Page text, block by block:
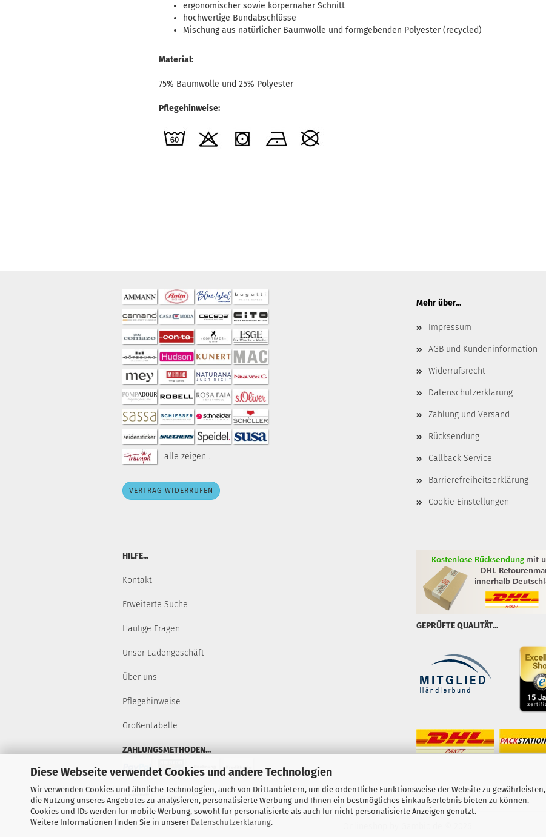
Diese Webseite verwendet Cookies und andere Technologien
Wir verwenden Cookies und ähnliche Technologien, auch von Drittanbietern, um die ordentliche Funktionsweise der Website zu gewährleisten,
die Nutzung unseres Angebotes zu analysieren, personalisierte Werbung und Ihnen ein bestmögliches Einkaufserlebnis bieten zu können.
Cookies und IDs werden für mobile Werbung, sowohl für personalisierte als auch für nicht personalisierte Anzeigen genutzt.
Weitere Informationen finden Sie in unserer Datenschutzerklärung.
ergonomischer sowie körpernaher Schnitt
hochwertige Bundabschlüsse
Mischung aus natürlicher Baumwolle und formgebenden Polyester (recycled)
Material:
75% Baumwolle und 25% Polyester
Pflegehinweise:
alle zeigen ...
VERTRAG WIDERRUFEN
Mehr über...
Impressum
AGB und Kundeninformation
Widerrufsrecht
Datenschutzerklärung
Zahlung und Versand
Rücksendung
Callback Service
Barrierefreiheitserklärung
Cookie Einstellungen
HILFE...
Kontakt
Erweiterte Suche
Häufige Fragen
Unser Ladengeschäft
Über uns
Pflegehinweise
Größentabelle
ZAHLUNGSMETHODEN...
GEPRÜFTE QUALITÄT...